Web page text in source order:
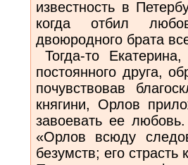
известность в
когда отбил
двоюродного брата
Тогда-то
постоянного друга,
почувствовав
княгини, Орлов
завоевать ее
«Орлов всюду
безумств; его